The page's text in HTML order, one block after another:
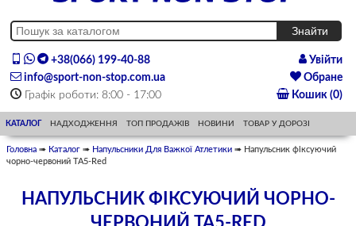
+38(066) 199-40-88
info@sport-non-stop.com.ua
Графік роботи: 8:00 - 17:00
Увійти
Обране
Кошик (0)
КАТАЛОГ НАДХОДЖЕННЯ ТОП ПРОДАЖІВ НОВИНИ ТОВАР У ДОРОЗІ
Головна ➠ Каталог ➠ Напульсники Для Важкої Атлетики ➠ Напульсник фіксуючий
чорно-червоний ТА5-Red
НАПУЛЬСНИК ФІКСУЮЧИЙ ЧОРНО-